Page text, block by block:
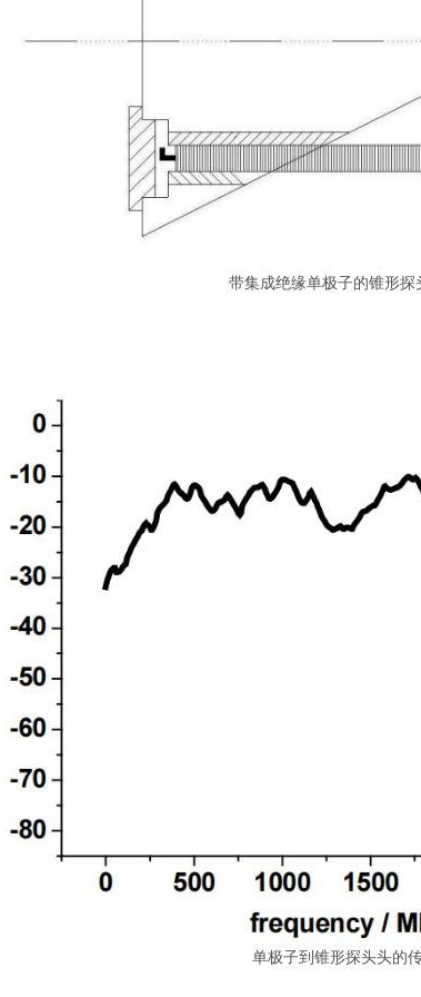
带集成绝缘单极子的锥形探
单极子到锥形探头头的